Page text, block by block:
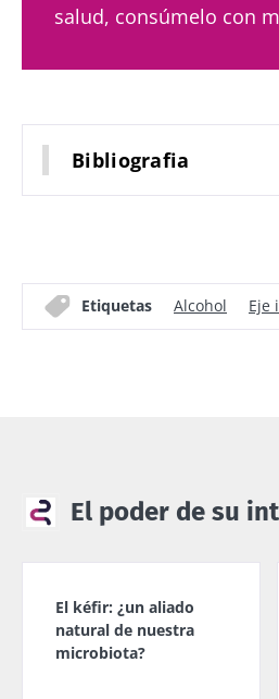
salud, consúmelo con
Bibliografia
Etiquetas Alcohol Eje
El poder de su
El kéfir: ¿un aliado
natural de nuestra
microbiota?